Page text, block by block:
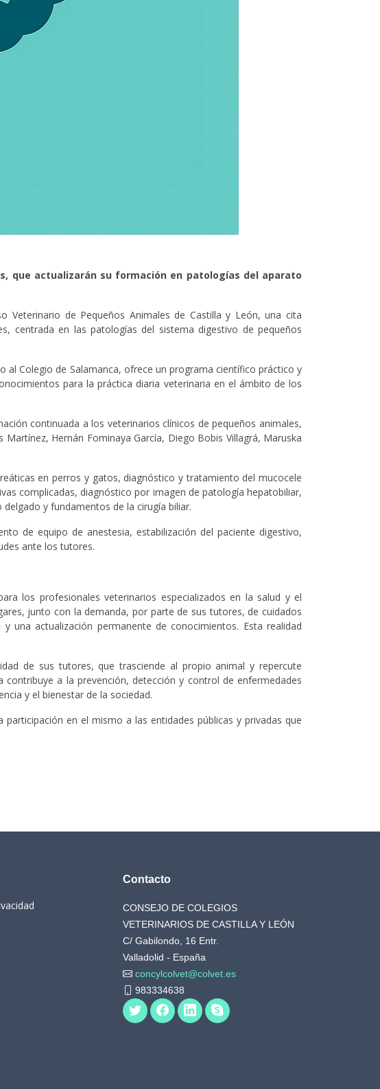
que actualizarán su formación en patologías del aparato
Veterinario de Pequeños Animales de Castilla y León, una cita
centrada en las patologías del sistema digestivo de pequeños
al Colegio de Salamanca, ofrece un programa científico práctico y
para la práctica diaria veterinaria en el ámbito de los
continuada a los veterinarios clínicos de pequeños animales,
Hernán Fominaya García, Diego Bobis Villagrá, Maruska
en perros y gatos, diagnóstico y tratamiento del mucocele
complicadas, diagnóstico por imagen de patología hepatobiliar,
y fundamentos de la cirugía biliar.
de equipo de anestesia, estabilización del paciente digestivo,
ante los tutores.
los profesionales veterinarios especializados en la salud y el
junto con la demanda, por parte de sus tutores, de cuidados
una actualización permanente de conocimientos. Esta realidad
de sus tutores, que trasciende al propio animal y repercute
a la prevención, detección y control de enfermedades
y el bienestar de la sociedad.
en el mismo a las entidades públicas y privadas que
Contacto
CONSEJO DE COLEGIOS
VETERINARIOS DE CASTILLA Y LEÓN
C/ Gabilondo, 16 Entr.
Valladolid - España
concylcolvet@colvet.es
983334638